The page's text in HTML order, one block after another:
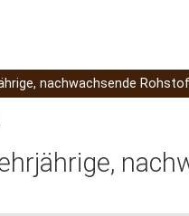
nachwachsende